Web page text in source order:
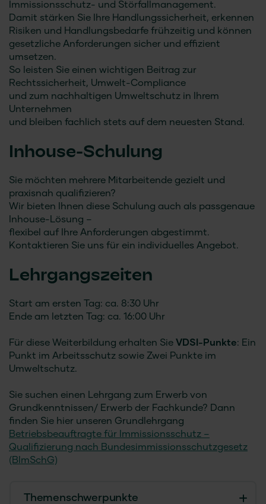
Immissionsschutz- und Störfallmanagement.
Damit stärken Sie Ihre Handlungssicherheit, erkennen
Risiken und Handlungsbedarfe frühzeitig und können
gesetzliche Anforderungen sicher und effizient
umsetzen.
So leisten Sie einen wichtigen Beitrag zur
Rechtssicherheit, Umwelt-Compliance
und zum nachhaltigen Umweltschutz in Ihrem
Unternehmen
und bleiben fachlich stets auf dem neuesten Stand.
Inhouse-Schulung
Sie möchten mehrere Mitarbeitende gezielt und
praxisnah qualifizieren?
Wir bieten Ihnen diese Schulung auch als passgenaue
Inhouse-Lösung –
flexibel auf Ihre Anforderungen abgestimmt.
Kontaktieren Sie uns für ein individuelles Angebot.
Lehrgangszeiten
Start am ersten Tag: ca. 8:30 Uhr
Ende am letzten Tag: ca. 16:00 Uhr
Für diese Weiterbildung erhalten Sie VDSI-Punkte: Ein
Punkt im Arbeitsschutz sowie Zwei Punkte im
Umweltschutz.
Sie suchen einen Lehrgang zum Erwerb von
Grundkenntnissen/ Erwerb der Fachkunde? Dann
finden Sie hier unseren Grundlehrgang
Betriebsbeauftragte für Immissionsschutz –
Qualifizierung nach Bundesimmissionsschutzgesetz
(BImSchG)
Themenschwerpunkte